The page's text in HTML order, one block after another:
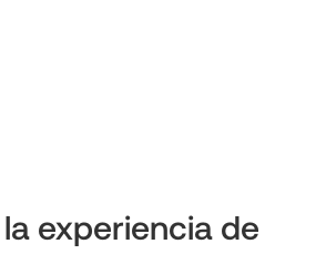
experiencia de